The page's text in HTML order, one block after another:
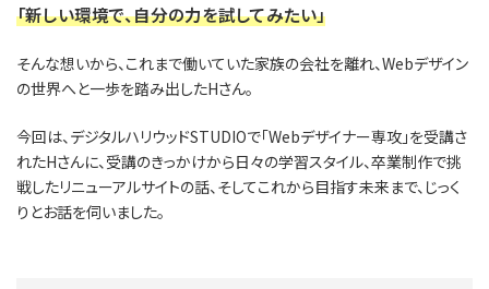
「新しい環境で、自分の力を試してみたい」
そんな想いから、これまで働いていた家族の会社を離れ、Webデザイン
の世界へと一歩を踏み出したHさん。
今回は、デジタルハリウッドSTUDIOで「Webデザイナー専攻」を受講さ
れたHさんに、受講のきっかけから日々の学習スタイル、卒業制作で挑
戦したリニューアルサイトの話、そしてこれから目指す未来まで、じっく
りとお話を伺いました。